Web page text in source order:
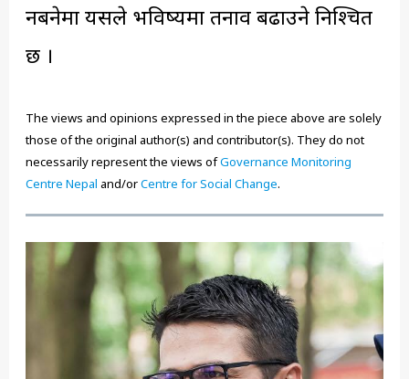
नबनेमा यसले भविष्यमा तनाव बढाउने निश्चित
छ ।
The views and opinions expressed in the piece above are solely
those of the original author(s) and contributor(s). They do not
necessarily represent the views ofGovernance Monitoring
Centre Nepal and/orCentre for Social Change.